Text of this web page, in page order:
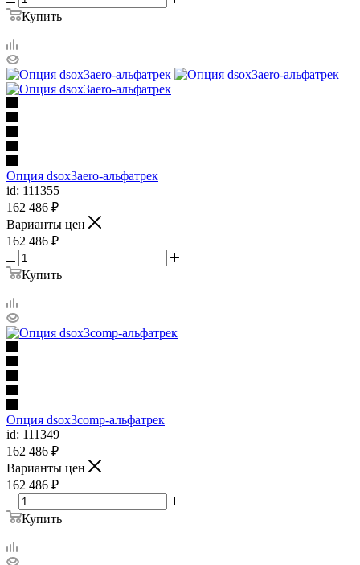
Купить
Опция dsox3aero-альфатрек
id: 111355
162 486 ₽
Варианты цен
162 486 ₽
Купить
Опция dsox3comp-альфатрек
id: 111349
162 486 ₽
Варианты цен
162 486 ₽
Купить